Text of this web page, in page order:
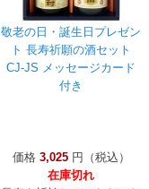
敬老の日・誕生日プレゼン
ト 長寿祈願の酒セット
CJ-JS メッセージカード
付き
価格 3,025円（税込）
在庫切れ